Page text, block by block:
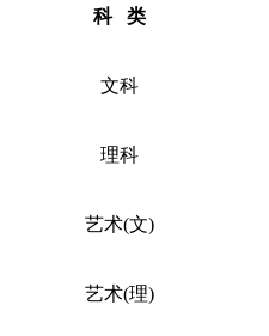
科类
文科
理科
艺术(文)
艺术(理)